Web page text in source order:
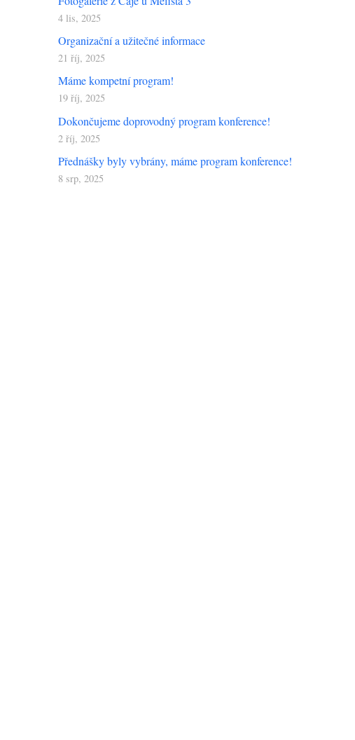
4 lis, 2025
Organizační a užitečné informace
21 říj, 2025
Máme kompetní program!
19 říj, 2025
Dokončujeme doprovodný program konference!
2 říj, 2025
Přednášky byly vybrány, máme program konference!
8 srp, 2025